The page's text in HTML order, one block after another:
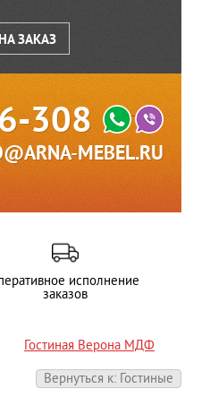
НА ЗАКАЗ
308
MEBEL.RU
исполнение
заказов
Гостиная Верона МДФ
Вернуться к: Гостиные